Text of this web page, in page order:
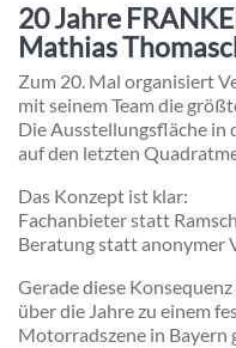
20 Jahre
Mathias
Zum 20. Mal organisiert
mit seinem Team die
Die Ausstellungsfläche
auf den letzten
Das Konzept ist klar:
Fachanbieter statt
Beratung statt anonymer
Gerade diese
über die Jahre zu einem
Motorradszene in Bayern